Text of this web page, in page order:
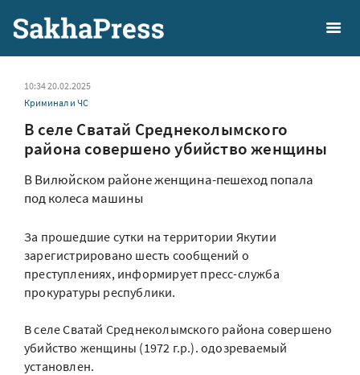
10:34 20.02.2025
Криминал и ЧС
В селе Сватай Среднеколымского
района совершено убийство женщины
В Вилюйском районе женщина-пешеход попала
под колеса машины
За прошедшие сутки на территории Якутии
зарегистрировано шесть сообщений о
преступлениях, информирует пресс-служба
прокуратуры республики.
В селе Сватай Среднеколымского района совершено
убийство женщины (1972 г.р.). одозреваемый
установлен.